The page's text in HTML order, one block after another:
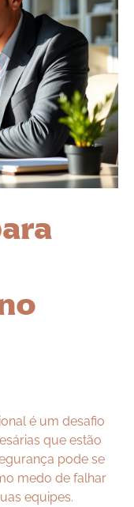
é um desafio
que estão
pode se
medo de falhar
equipes.